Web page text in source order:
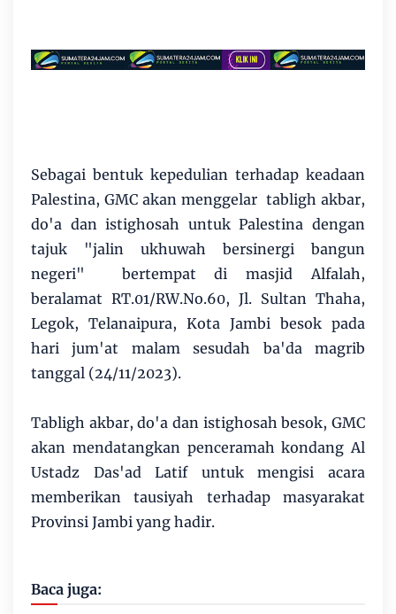
Sebagai bentuk kepedulian terhadap keadaan
Palestina, GMC akan menggelar tabligh akbar,
do'a dan istighosah untuk Palestina dengan
tajuk "jalin ukhuwah bersinergi bangun
negeri" bertempat di masjid Alfalah,
beralamat RT.01/RW.No.60, Jl. Sultan Thaha,
Legok, Telanaipura, Kota Jambi besok pada
hari jum'at malam sesudah ba'da magrib
tanggal (24/11/2023).
Tabligh akbar, do'a dan istighosah besok, GMC
akan mendatangkan penceramah kondang Al
Ustadz Das'ad Latif untuk mengisi acara
memberikan tausiyah terhadap masyarakat
Provinsi Jambi yang hadir.
Baca juga: